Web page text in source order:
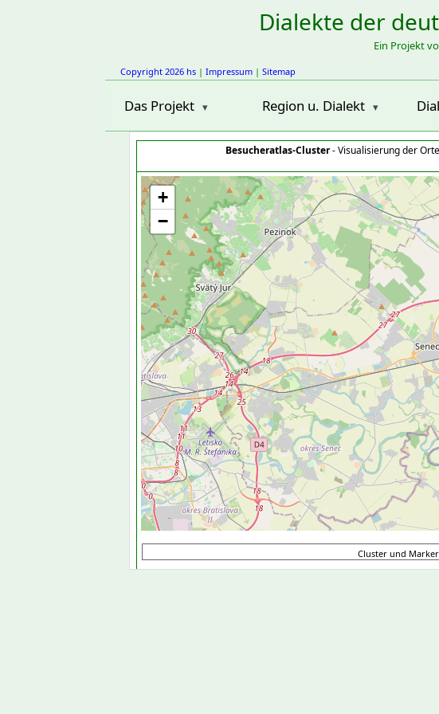
Dialekte der
Ein Projekt
Copyright 2026 hs | Impressum | Sitemap
Das Projekt Region u. Dialekt
Besucheratlas-Cluster- Visualisierung der
+
−
Cluster und Marker